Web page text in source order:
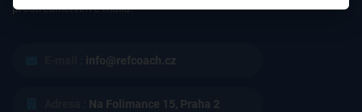
prostřednictvím e-mailu.
info@refcoach.cz
Na Folimance 15, Praha 2